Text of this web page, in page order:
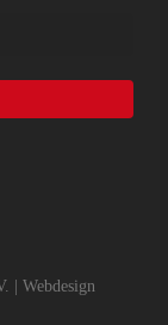
| Webdesign